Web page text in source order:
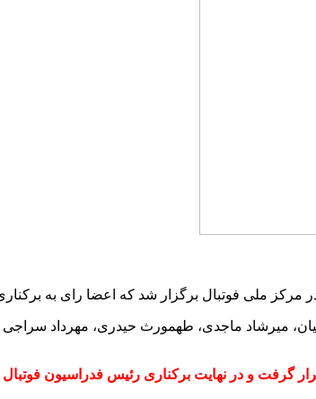
ملی فوتبال برگزار شد که اعضا رای به
میرشاد ماجدی، طهمورث حیدری، مهرداد سراجی